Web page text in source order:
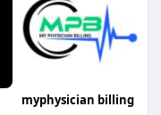
myphysician billing